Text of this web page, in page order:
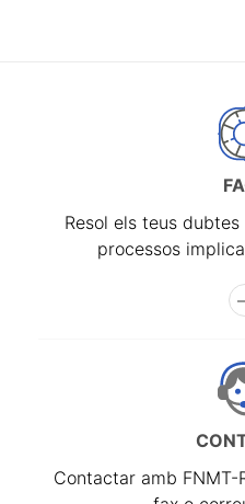
Resol els teus
processos
Contactar amb